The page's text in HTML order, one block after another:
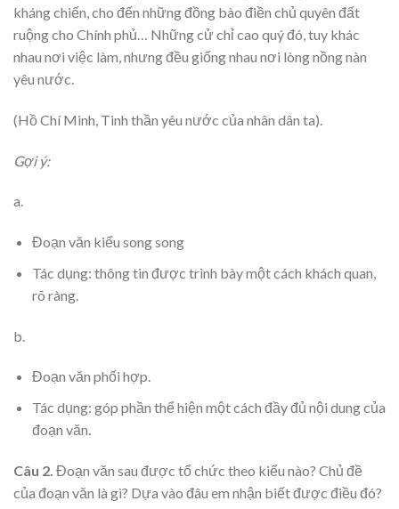
kháng chiến, cho đến những đồng bào điền chủ quyên đất
ruộng cho Chính phủ… Những cử chỉ cao quý đó, tuy khác
nhau nơi việc làm, nhưng đều giống nhau nơi lòng nồng nàn
yêu nước.
(Hồ Chí Minh, Tinh thần yêu nước của nhân dân ta).
Gợi ý:
a.
Đoạn văn kiểu song song
Tác dụng: thông tin được trình bày một cách khách quan,
rõ ràng.
b.
Đoạn văn phối hợp.
Tác dụng: góp phần thể hiện một cách đầy đủ nội dung của
đoạn văn.
Câu 2. Đoạn văn sau được tổ chức theo kiểu nào? Chủ đề
của đoạn văn là gì? Dựa vào đâu em nhận biết được điều đó?